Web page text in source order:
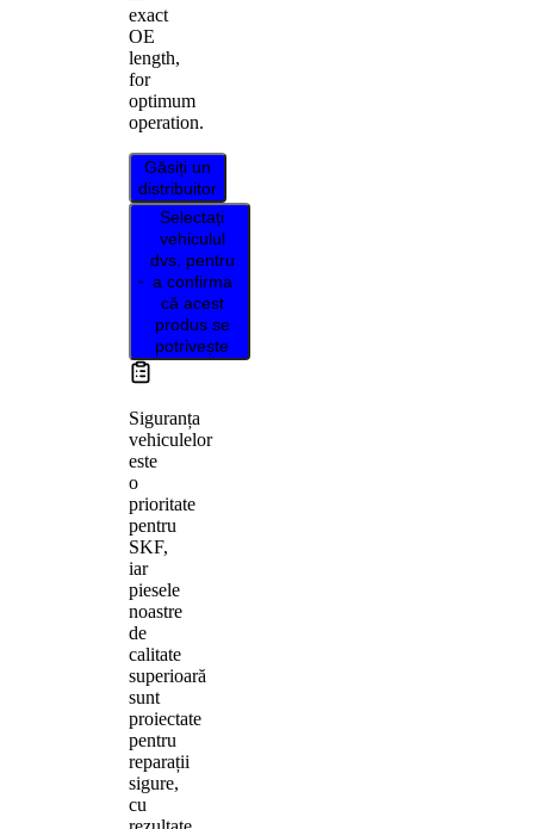
exact
OE
length,
for
optimum
operation.
Găsiți un
distribuitor
Selectați
vehiculul
dvs. pentru
a confirma
că acest
produs se
potrivește
Siguranța
vehiculelor
este
o
prioritate
pentru
SKF,
iar
piesele
noastre
de
calitate
superioară
sunt
proiectate
pentru
reparații
sigure,
cu